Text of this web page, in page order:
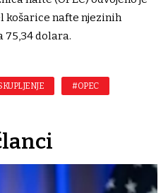
košarice nafte njezinih
75,34 dolara.
#OPEC